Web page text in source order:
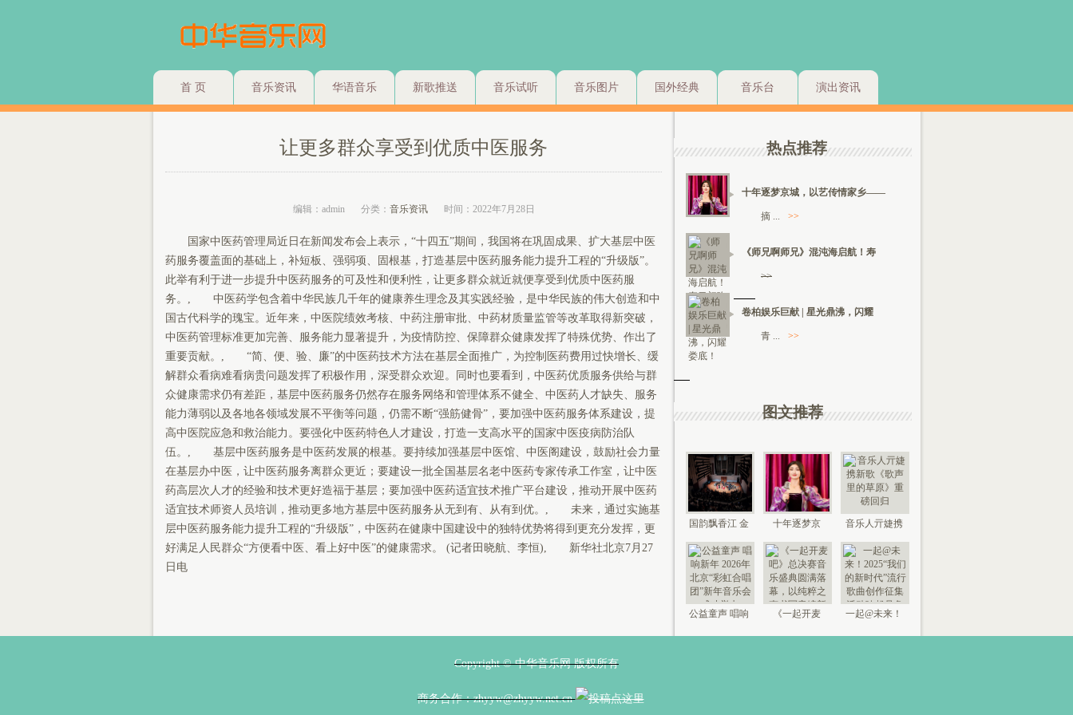
首 页 音乐资讯 华语音乐 新歌推送 音乐试听 音乐图片 国外经典 音乐台 演出资讯
让更多群众享受到优质中医服务
编辑：admin 分类： 音乐资讯 时间：2022年7月28日
国家中医药管理局近日在新闻发布会上表示，“十四五”期间，我国将在巩固成果、扩大基层中医
药服务覆盖面的基础上，补短板、强弱项、固根基，打造基层中医药服务能力提升工程的“升级版”。
此举有利于进一步提升中医药服务的可及性和便利性，让更多群众就近就便享受到优质中医药服
务。, 中医药学包含着中华民族几千年的健康养生理念及其实践经验，是中华民族的伟大创造和中
国古代科学的瑰宝。近年来，中医院绩效考核、中药注册审批、中药材质量监管等改革取得新突破，
中医药管理标准更加完善、服务能力显著提升，为疫情防控、保障群众健康发挥了特殊优势、作出了
重要贡献。, “简、便、验、廉”的中医药技术方法在基层全面推广，为控制医药费用过快增长、缓
解群众看病难看病贵问题发挥了积极作用，深受群众欢迎。同时也要看到，中医药优质服务供给与群
众健康需求仍有差距，基层中医药服务仍然存在服务网络和管理体系不健全、中医药人才缺失、服务
能力薄弱以及各地各领域发展不平衡等问题，仍需不断“强筋健骨”，要加强中医药服务体系建设，提
高中医院应急和救治能力。要强化中医药特色人才建设，打造一支高水平的国家中医疫病防治队
伍。, 基层中医药服务是中医药发展的根基。要持续加强基层中医馆、中医阁建设，鼓励社会力量
在基层办中医，让中医药服务离群众更近；要建设一批全国基层名老中医药专家传承工作室，让中医
药高层次人才的经验和技术更好造福于基层；要加强中医药适宜技术推广平台建设，推动开展中医药
适宜技术师资人员培训，推动更多地方基层中医药服务从无到有、从有到优。, 未来，通过实施基
层中医药服务能力提升工程的“升级版”，中医药在健康中国建设中的独特优势将得到更充分发挥，更
好满足人民群众“方便看中医、看上好中医”的健康需求。 (记者田晓航、李恒), 新华社北京7月27
日电
热点推荐
十年逐梦京城，以艺传情家乡——
摘 ... >>
《师兄啊师兄》混沌海启航！寿
>>
卷柏娱乐巨献 | 星光鼎沸，闪耀
青 ... >>
图文推荐
国韵飘香江 金
钟鸣未来 “时代
国
十年逐梦京
城，以艺传情
家乡——
音乐人亓婕携
新歌《歌声里
的草
公益童声 唱响
《一起开麦
一起@未来！
Copyright © 中华音乐网 版权所有
商务合作：zhyyw@zhyyw.net.cn